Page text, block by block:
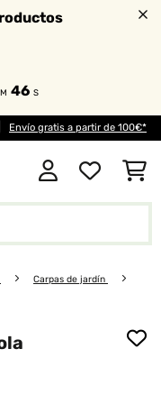
M 46 S
Envío gratis a partir de 100€*
Carpas de jardín